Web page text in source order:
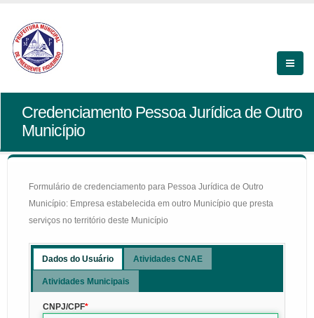
Credenciamento Pessoa Jurídica de Outro
Município
Formulário de credenciamento para Pessoa Jurídica de Outro
Município: Empresa estabelecida em outro Município que presta
serviços no território deste Município
Dados do Usuário Atividades CNAE
Atividades Municipais
CNPJ/CPF